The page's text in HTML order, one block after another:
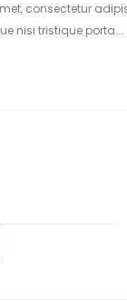
consectetur
nisi tristique porta.…